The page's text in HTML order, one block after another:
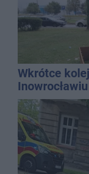
Wkrótce
Inowrocławiu